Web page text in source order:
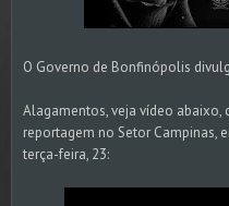
O Governo de Bonfinópolis
Alagamentos, veja vídeo abaixo,
reportagem no Setor Campinas,
terça-feira, 23: